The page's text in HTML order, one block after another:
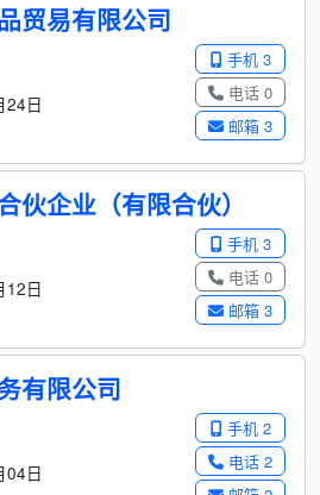
贸易有限公司
手机 3
电话 0
邮箱 3
24日
伙企业（有限合伙）
手机 3
电话 0
邮箱 3
12日
有限公司
手机 2
电话 2
04日